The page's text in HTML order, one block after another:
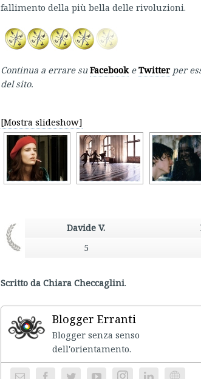
fallimento della più bella delle rivoluzioni.
Continua a errare suFacebookeTwitter per
del sito.
[Mostra slideshow]
Davide V.
5
Scritto da Chiara Checcaglini.
Blogger Erranti
Blogger senza senso
Instagram Website